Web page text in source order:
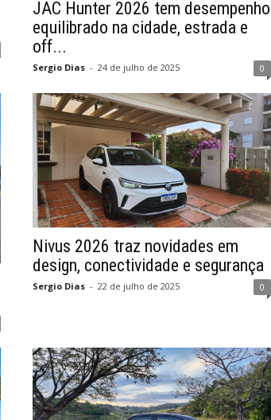
JAC Hunter 2026 tem desempenho
equilibrado na cidade, estrada e
off...
Sergio Dias - 24 de julho de 2025 0
Nivus 2026 traz novidades em
design, conectividade e segurança
Sergio Dias - 22 de julho de 2025 0